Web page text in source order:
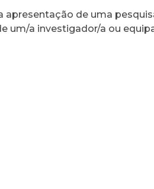
apresentação de uma
um/a investigador/a ou